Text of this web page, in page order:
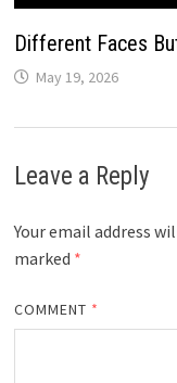
Different Faces
May 19, 2026
Leave a Reply
Your email address
marked *
COMMENT *